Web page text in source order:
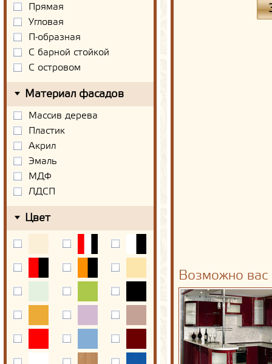
Возможно вас
Прямая
Угловая
П-образная
С барной стойкой
С островом
Материал фасадов
Массив дерева
Пластик
Акрил
Эмаль
МДФ
ЛДСП
Цвет